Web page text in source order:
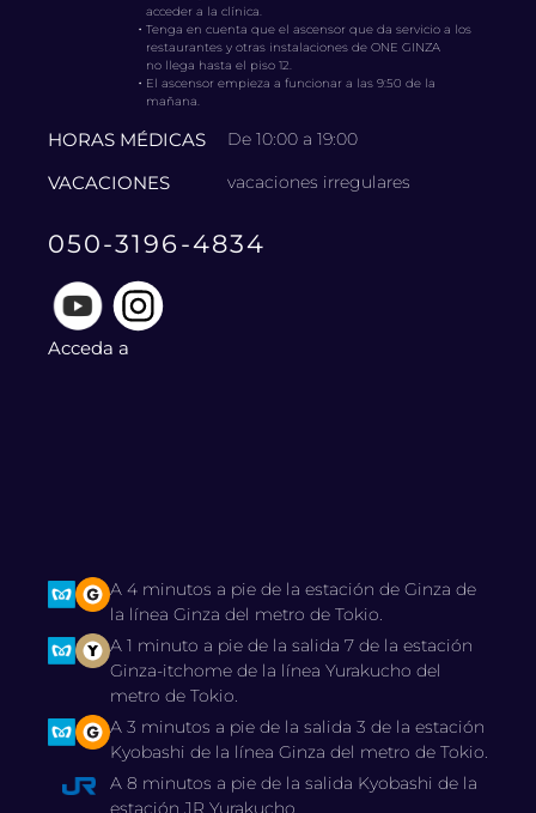
acceder a la clínica.
・Tenga en cuenta que el ascensor que da servicio a los
restaurantes y otras instalaciones de ONE GINZA
no llega hasta el piso 12.
・ El ascensor empieza a funcionar a las 9:50 de la
mañana.
HORAS MÉDICAS De 10:00 a 19:00
VACACIONES vacaciones irregulares
050-3196-4834
Acceda a
A 4 minutos a pie de la estación de Ginza de
la línea Ginza del metro de Tokio.
A 1 minuto a pie de la salida 7 de la estación
Ginza-itchome de la línea Yurakucho del
metro de Tokio.
A 3 minutos a pie de la salida 3 de la estación
Kyobashi de la línea Ginza del metro de Tokio.
A 8 minutos a pie de la salida Kyobashi de la